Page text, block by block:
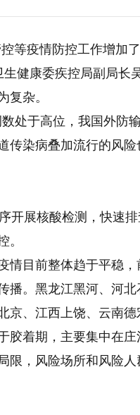
等疫情防控工作增加
健康委疾控局副局长
复杂。
处于高位，我国外防
传染病叠加流行的风险
开展核酸检测，快速
。
情目前整体趋于平稳，
。黑龙江黑河、河北
京、江西上饶、云南德
胶着期，主要集中在庄
限，风险场所和风险人